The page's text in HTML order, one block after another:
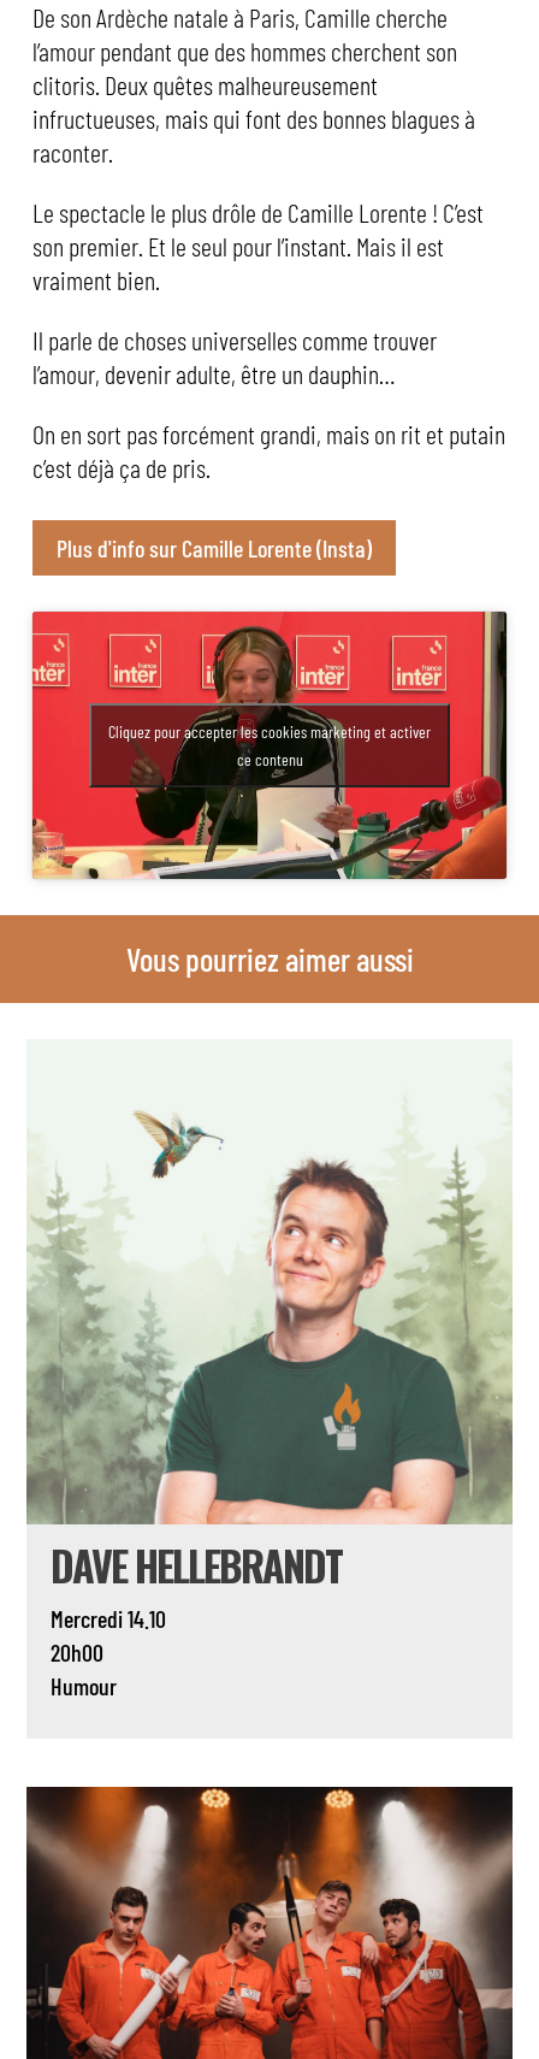
De son Ardèche natale à Paris, Camille cherche
l’amour pendant que des hommes cherchent son
clitoris. Deux quêtes malheureusement
infructueuses, mais qui font des bonnes blagues à
raconter.
Le spectacle le plus drôle de Camille Lorente ! C’est
son premier. Et le seul pour l’instant. Mais il est
vraiment bien.
Il parle de choses universelles comme trouver
l’amour, devenir adulte, être un dauphin…
On en sort pas forcément grandi, mais on rit et putain
c’est déjà ça de pris.
Plus d'info sur Camille Lorente (Insta)
Cliquez pour accepter les cookies marketing et activer
ce contenu
Vous pourriez aimer aussi
DAVE HELLEBRANDT
Mercredi 14.10
20h00
Humour